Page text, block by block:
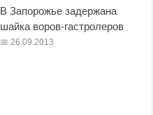
В Запорожье задержана
шайка воров-гастролеров
26.09.2013